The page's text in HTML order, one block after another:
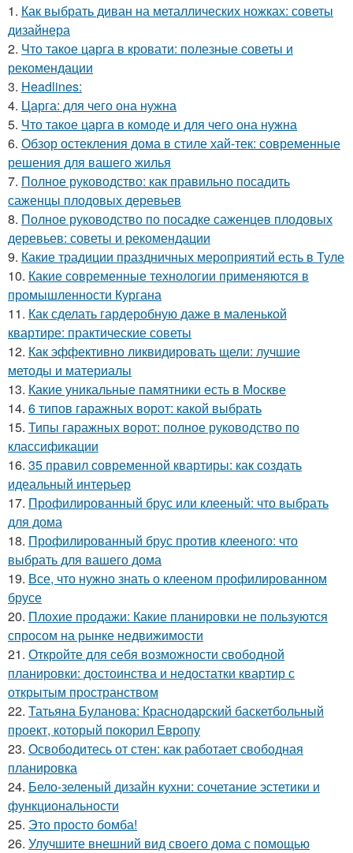
1. Как выбрать диван на металлических ножках: советы
дизайнера
2. Что такое царга в кровати: полезные советы и
рекомендации
3. Headlines:
4. Царга: для чего она нужна
5. Что такое царга в комоде и для чего она нужна
6. Обзор остекления дома в стиле хай-тек: современные
решения для вашего жилья
7. Полное руководство: как правильно посадить
саженцы плодовых деревьев
8. Полное руководство по посадке саженцев плодовых
деревьев: советы и рекомендации
9. Какие традиции праздничных мероприятий есть в Туле
10. Какие современные технологии применяются в
промышленности Кургана
11. Как сделать гардеробную даже в маленькой
квартире: практические советы
12. Как эффективно ликвидировать щели: лучшие
методы и материалы
13. Какие уникальные памятники есть в Москве
14. 6 типов гаражных ворот: какой выбрать
15. Типы гаражных ворот: полное руководство по
классификации
16. 35 правил современной квартиры: как создать
идеальный интерьер
17. Профилированный брус или клееный: что выбрать
для дома
18. Профилированный брус против клееного: что
выбрать для вашего дома
19. Все, что нужно знать о клееном профилированном
брусе
20. Плохие продажи: Какие планировки не пользуются
спросом на рынке недвижимости
21. Откройте для себя возможности свободной
планировки: достоинства и недостатки квартир с
открытым пространством
22. Татьяна Буланова: Краснодарский баскетбольный
проект, который покорил Европу
23. Освободитесь от стен: как работает свободная
планировка
24. Бело-зеленый дизайн кухни: сочетание эстетики и
функциональности
25. Это просто бомба!
26. Улучшите внешний вид своего дома с помощью